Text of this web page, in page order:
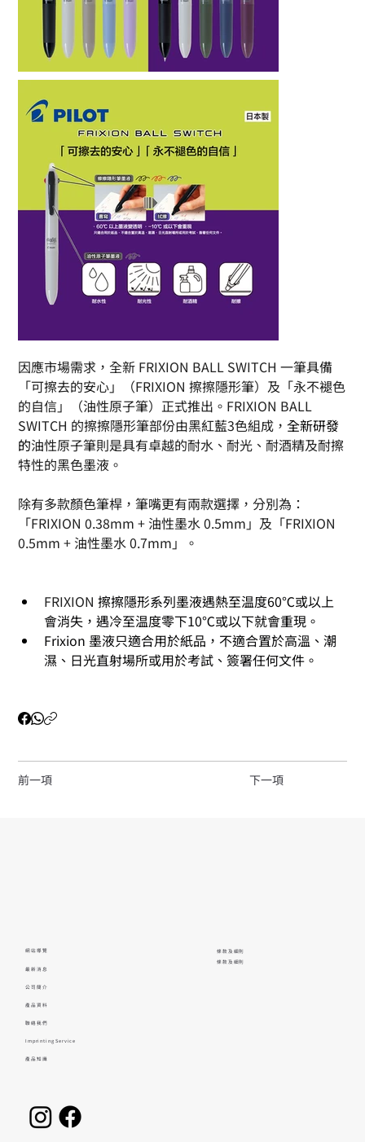
因應市場需求，全新 FRIXION BALL SWITCH 一筆具備
「可擦去的安心」（FRIXION 擦擦隱形筆）及「永不褪色
的自信」（油性原子筆）正式推出。FRIXION BALL
SWITCH 的擦擦隱形筆部份由黑紅藍3色組成，全新研發
的油性原子筆則是具有卓越的耐水、耐光、耐酒精及耐擦
特性的黑色墨液。
除有多款顏色筆桿，筆嘴更有兩款選擇，分別為：
「FRIXION 0.38mm + 油性墨水 0.5mm」及「FRIXION
0.5mm + 油性墨水 0.7mm」。
FRIXION 擦擦隱形系列墨液遇熱至温度60℃或以上
會消失，遇冷至温度零下10℃或以下就會重現。
Frixion 墨液只適合用於紙品，不適合置於高溫、潮
濕、日光直射場所或用於考試、簽署任何文件。
前一項 下一項
網站導覽
最新消息
公司簡介
產品資料
Imprinting Service
產品知識
聯絡我們
條款及細則
條款及細則